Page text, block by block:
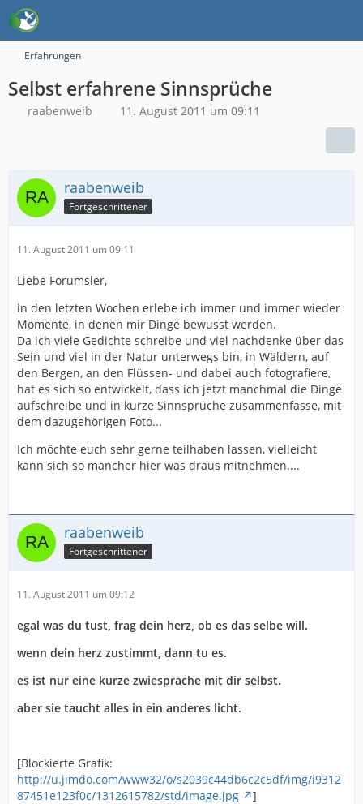
Erfahrungen
Selbst erfahrene Sinnsprüche
raabenweib 11. August 2011 um 09:11
raabenweib
Fortgeschrittener
11. August 2011 um 09:11
Liebe Forumsler,
in den letzten Wochen erlebe ich immer und immer wieder
Momente, in denen mir Dinge bewusst werden.
Da ich viele Gedichte schreibe und viel nachdenke über das
Sein und viel in der Natur unterwegs bin, in Wäldern, auf
den Bergen, an den Flüssen- und dabei auch fotografiere,
hat es sich so entwickelt, dass ich jetzt manchmal die Dinge
aufschreibe und in kurze Sinnsprüche zusammenfasse, mit
dem dazugehörigen Foto...
Ich möchte euch sehr gerne teilhaben lassen, vielleicht
kann sich so mancher hier was draus mitnehmen....
raabenweib
Fortgeschrittener
11. August 2011 um 09:12
egal was du tust, frag dein herz, ob es das selbe will.
wenn dein herz zustimmt, dann tu es.
es ist nur eine kurze zwiesprache mit dir selbst.
aber sie taucht alles in ein anderes licht.
[Blockierte Grafik:
http://u.jimdo.com/www32/o/s2039c44db6c2c5df/img/i9312
87451e123f0c/1312615782/std/image.jpg
]